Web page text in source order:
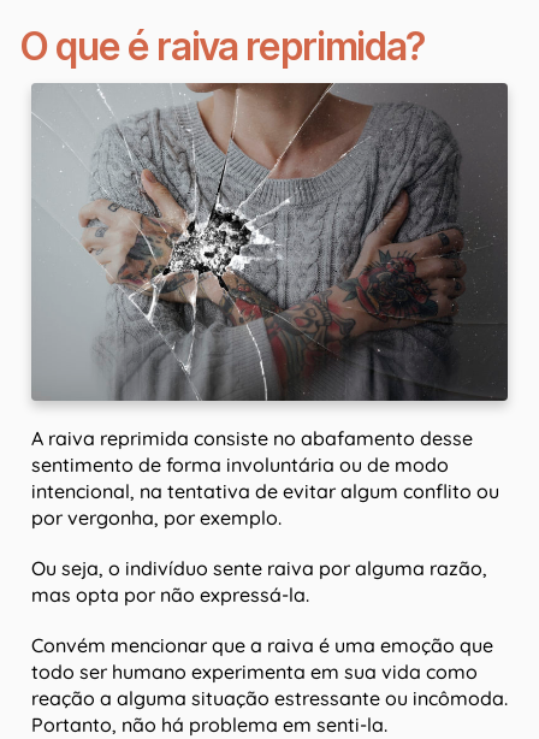
O que é raiva reprimida?
A raiva reprimida consiste no abafamento desse
sentimento de forma involuntária ou de modo
intencional, na tentativa de evitar algum conflito ou
por vergonha, por exemplo.
Ou seja, o indivíduo sente raiva por alguma razão,
mas opta por não expressá-la.
Convém mencionar que a raiva é uma emoção que
todo ser humano experimenta em sua vida como
reação a alguma situação estressante ou incômoda.
Portanto, não há problema em senti-la.